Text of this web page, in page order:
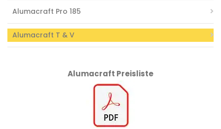
Alumacraft Pro 185
Alumacraft T & V
Alumacraft Preisliste